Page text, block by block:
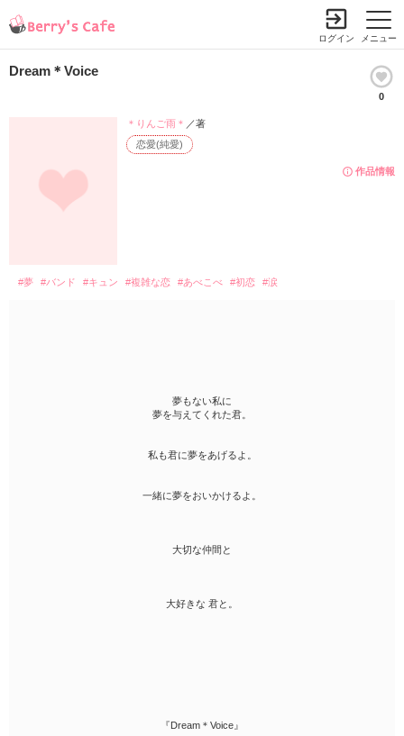
メニュー
ログイン
Dream＊Voice
0
作品情報
恋愛(純愛)
＊りんご雨＊ ／著
#夢 #バンド #キュン #複雑な恋 #あべこべ #初恋 #涙
夢もない私に
夢を与えてくれた君。
私も君に夢をあげるよ。
一緒に夢をおいかけるよ。
大切な仲間と
大好きな 君と。
『Dream＊Voice』